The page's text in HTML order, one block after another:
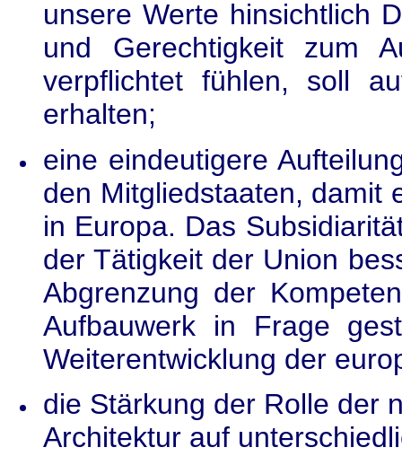
unsere Werte hinsichtlich
und Gerechtigkeit zum
verpflichtet fühlen, soll
erhalten;
eine eindeutigere
den Mitgliedstaaten, damit
in Europa. Das
der Tätigkeit der Union
Abgrenzung der
Aufbauwerk in Frage
Weiterentwicklung der
die Stärkung der Rolle der
Architektur auf